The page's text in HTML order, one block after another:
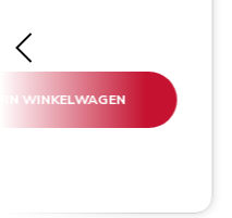
IN WINKELWAGEN